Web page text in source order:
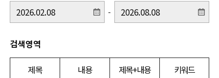
-
검색영역
제목 내용 제목+내용 키워드